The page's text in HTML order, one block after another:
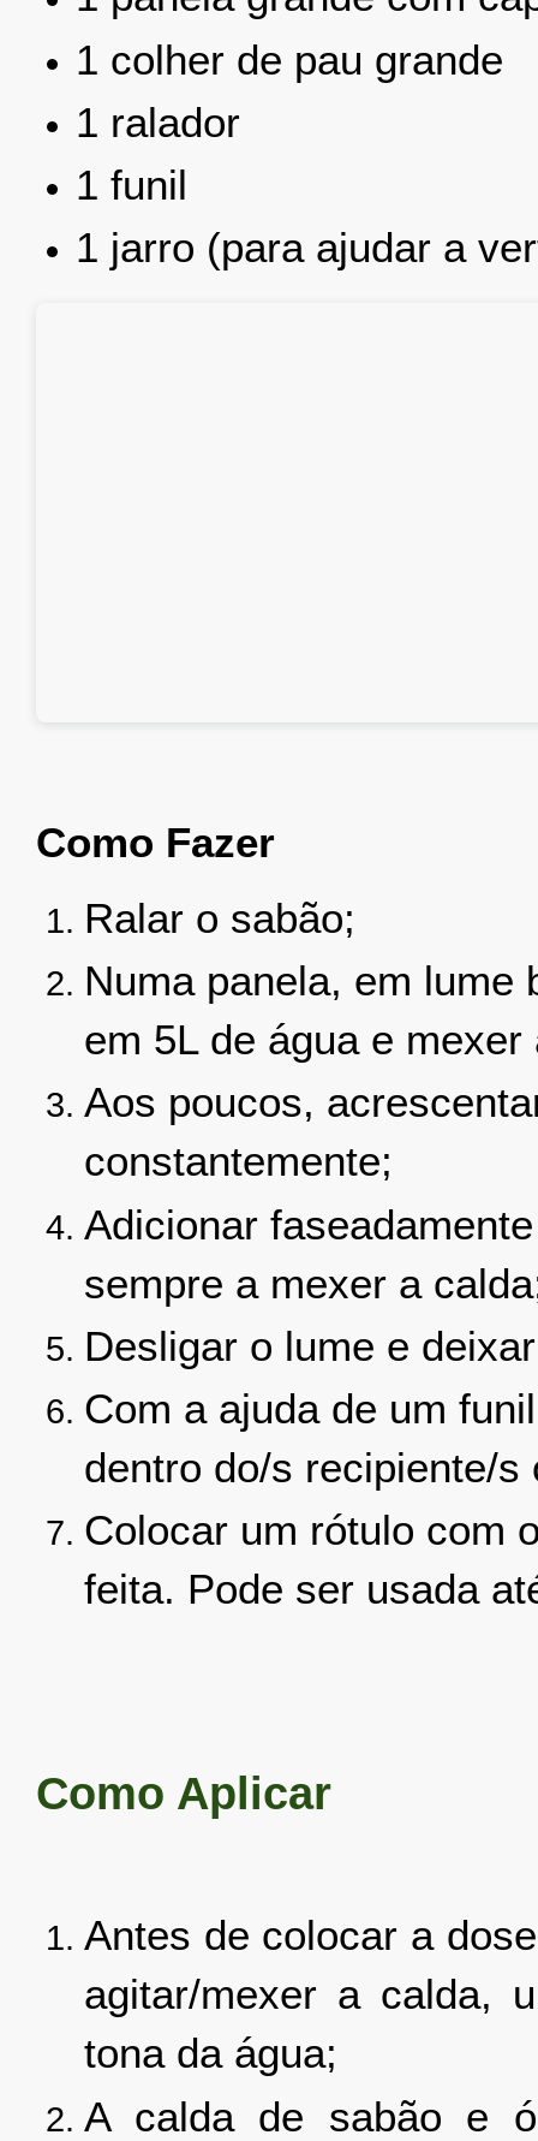
1 colher de pau grande
1 ralador
1 funil
1 jarro (para ajudar a
Como Fazer
Ralar o sabão;
Numa panela, em lume
em 5L de água e
Aos poucos,
constantemente;
Adicionar
sempre a mexer a
Desligar o lume e
Com a ajuda de um
dentro do/s recipiente/
Colocar um rótulo com
feita. Pode ser usada
Como Aplicar
Antes de colocar a
agitar/mexer a calda,
tona da água;
A calda de sabão e